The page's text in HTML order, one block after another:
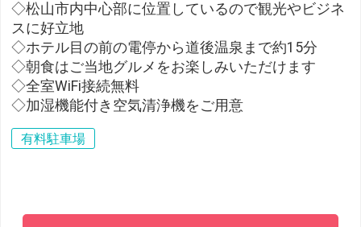
◇松山市内中心部に位置しているので観光やビジネ
スに好立地
◇ホテル目の前の電停から道後温泉まで約15分
◇朝食はご当地グルメをお楽しみいただけます
◇全室WiFi接続無料
◇加湿機能付き空気清浄機をご用意
有料駐車場